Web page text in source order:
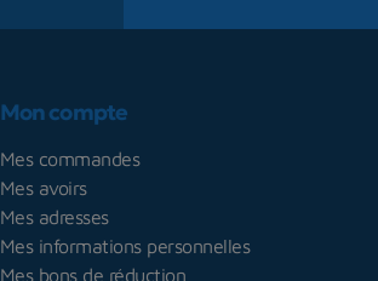
Mon compte
Mes commandes
Mes avoirs
Mes adresses
Mes informations personnelles
Mes bons de réduction